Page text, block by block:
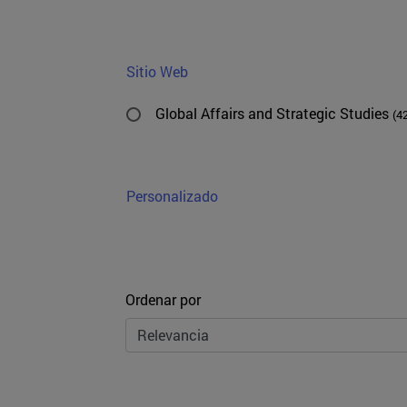
Sitio Web
Global Affairs and Strategic Studies
Personalizado
Ordenar
Ordenar por